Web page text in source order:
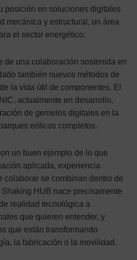
posición en soluciones digitales
mecánica y estructural, un área
el sector energético.
de una colaboración sostenida en
también nuevos métodos de
la vida útil de componentes. El
actualmente en desarrollo,
de gemelos digitales en la
eólicos completos.
un buen ejemplo de lo que
aplicada, experiencia
colaborar se combinan dentro de
HUB nace precisamente
realidad tecnológica a
que quieren entender, y
que están transformando
la fabricación o la movilidad.